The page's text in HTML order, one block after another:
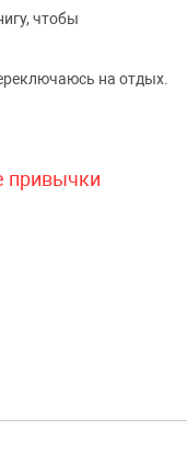
чтобы
на отдых.
привычки